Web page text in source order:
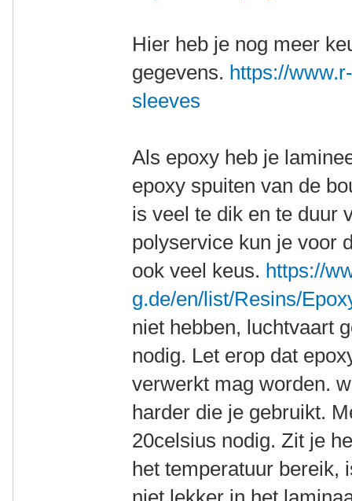
Hier heb je nog meer
gegevens. https://
sleeves
Als epoxy heb je
epoxy spuiten van de
is veel te dik en te duur
polyservice kun je voor
ook veel keus. https://
g.de/en/list/Resins/
niet hebben, luchtvaart
nodig. Let erop dat
verwerkt mag worden.
harder die je gebruikt.
20celsius nodig. Zit je
het temperatuur bereik,